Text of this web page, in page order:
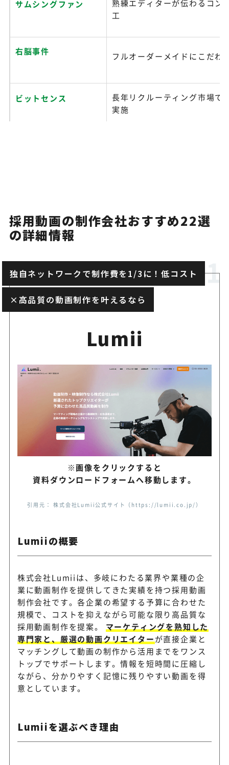
サムシングファン
熟練エディターが伝わるコン
工
右脳事件 フルオーダーメイドにこだわ
ビットセンス
長年リクルーティング市場で
実施
ネオキャリア
シードアシスト
様々な経験を持つ映像ディレ
数在籍
心に響くコンテンツやサービ
パレイド 採用動画をはじめ様々な動画
ラビットクリエイティ
戦略立案から効果検証まで一
よつば制作所
メディアフォーユー
テレビ番組制作に長く関わっ
を活かす
Revive
モデルやタレントを起用した
も可能
ヒューマンセントリッ
クス
採用動画の制作会社おすすめ22選
の詳細情報
独自ネットワークで制作費を1/3に！低コスト
×高品質の動画制作を叶えるなら
Lumii
※画像をクリックすると
資料ダウンロードフォームへ移動します。
引用元： 株式会社Lumii公式サイト（https://lumii.co.jp/）
Lumiiの概要
株式会社Lumiiは、多岐にわたる業界や業種の企
業に動画制作を提供してきた実績を持つ採用動画
制作会社です。各企業の希望する予算に合わせた
規模で、コストを抑えながら可能な限り高品質な
採用動画制作を提案。 マーケティングを熟知した
専門家と、厳選の動画クリエイターが直接企業と
マッチングして動画の制作から活用までをワンス
トップでサポートします。情報を短時間に圧縮し
ながら、分かりやすく記憶に残りやすい動画を得
意としています。
Lumiiを選ぶべき理由